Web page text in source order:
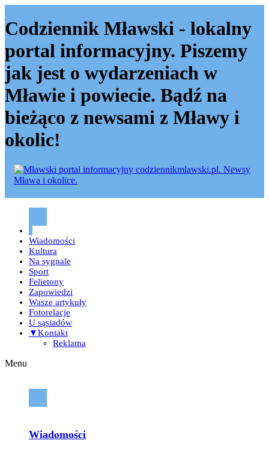
Codziennik Mławski - lokalny
portal informacyjny. Piszemy
jak jest o wydarzeniach w
Mławie i powiecie. Bądź na
bieżąco z newsami z Mławy i
okolic!
Codziennik mławski – Mława
Wiadomości
Kultura
Na sygnale
Sport
Felietony
Zapowiedzi
Wasze artykuły
Fotorelacje
U sąsiadów
▼Kontakt
Reklama
Menu
Wiadomości